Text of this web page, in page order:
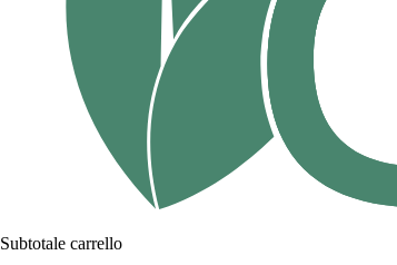
Subtotale carrello